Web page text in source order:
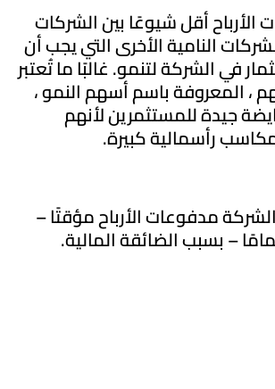
الأرباح أقل شيوعًا بين الشركات
النامية الأخرى التي يجب أن
في الشركة لتنمو. غالبًا ما تُعتبر
، المعروفة باسم أسهم النمو ،
جيدة للمستثمرين لأنهم
رأسمالية كبيرة.
مدفوعات الأرباح مؤقتًا –
– بسبب الضائقة المالية.